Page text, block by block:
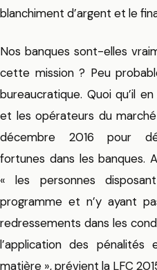
blanchiment d’argent et le
Nos banques sont-elles
cette mission ? Peu
bureaucratique. Quoi qu’il
et les opérateurs du marché
décembre 2016 pour
fortunes dans les banques.
« les personnes
programme et n’y ayant
redressements dans les
l’application des
matière », prévient la LFC